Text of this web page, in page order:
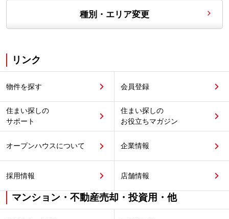
種別・エリア変更
リンク
物件を探す 会員登録
住まい探しの
サポート
住まい探しの
お役立ちマガジン
オープンハウスについて 企業情報
採用情報 店舗情報
マンション・不動産売却・投資用・他